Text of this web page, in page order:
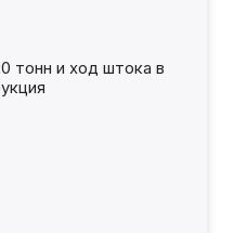
тонн и ход штока в